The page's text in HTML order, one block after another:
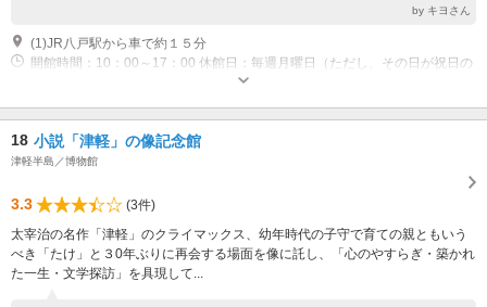
by キヨさん
(1)JR八戸駅から車で約１５分
開館時間：10：00～17：00 休館日：毎週月曜日（ただし、その日が祝日の
場合はその翌日） 年末年始（12月28日～翌年1月3日）
18 小説「津軽」の像記念館
津軽半島／博物館
3.3
(3件)
太宰治の名作「津軽」のクライマックス、幼年時代の子守で育ての親ともいう
べき「たけ」と３0年ぶりに再会する場面を像に託し、「心のやすらぎ・築かれ
た一生・文学探訪」を具現して...